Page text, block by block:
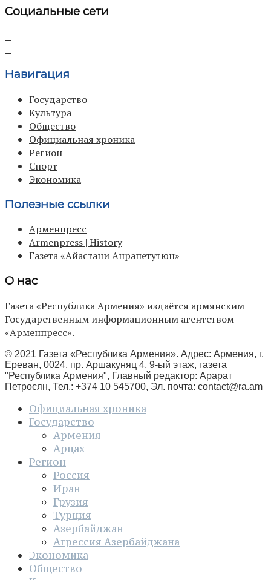
Социальные сети
Навигация
Государство
Культура
Общество
Официальная хроника
Регион
Спорт
Экономика
Полезные ссылки
Арменпресс
Armenpress | History
Газета «Айастани Анрапетутюн»
О нас
Газета «Республика Армения» издаётся армянским
Государственным информационным агентством
«Арменпресс».
© 2021 Газета «Республика Армения». Адрес: Армения, г.
Ереван, 0024, пр. Аршакуняц 4, 9-ый этаж, газета
"Республика Армения", Главный редактор: Арарат
Петросян, Тел.: +374 10 545700, Эл. почта: contact@ra.am
Официальная хроника
Государство
Армения
Арцах
Регион
Россия
Иран
Грузия
Турция
Азербайджан
Агрессия Азербайджана
Экономика
Общество